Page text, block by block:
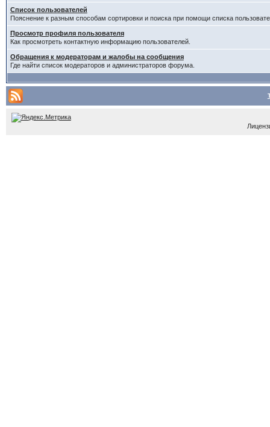
Список пользователей
Пояснение к разным способам сортировки и поиска при помощи списка
Просмотр профиля пользователя
Как просмотреть контактную информацию пользователей.
Обращения к модераторам и жалобы на сообщения
Где найти список модераторов и администраторов форума.